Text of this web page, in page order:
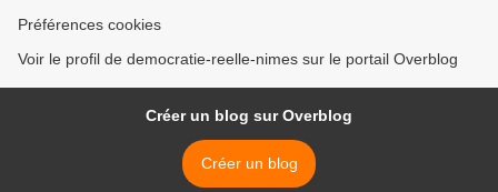
Préférences cookies
Voir le profil de democratie-reelle-nimes sur le portail Overblog
Créer un blog sur Overblog
Créer un blog